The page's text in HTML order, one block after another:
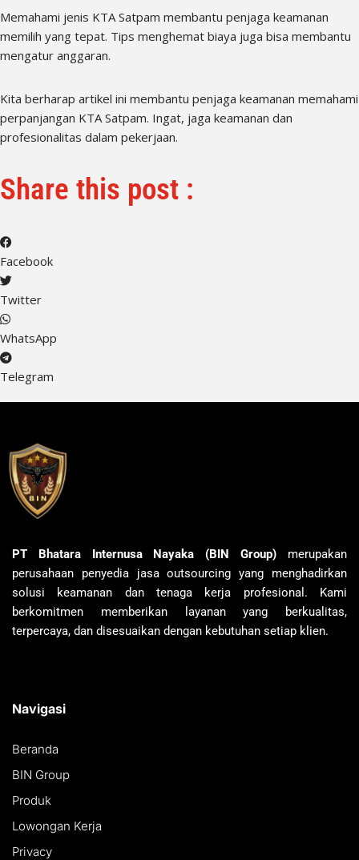
Memahami jenis KTA Satpam membantu penjaga keamanan
memilih yang tepat. Tips menghemat biaya juga bisa membantu
mengatur anggaran.
Kita berharap artikel ini membantu penjaga keamanan memahami
perpanjangan KTA Satpam. Ingat, jaga keamanan dan
profesionalitas dalam pekerjaan.
Share this post :
Facebook
Twitter
WhatsApp
Telegram
PT Bhatara Internusa Nayaka (BIN Group) merupakan
perusahaan penyedia jasa outsourcing yang menghadirkan
solusi keamanan dan tenaga kerja profesional. Kami
berkomitmen memberikan layanan yang berkualitas,
terpercaya, dan disesuaikan dengan kebutuhan setiap klien.
Navigasi
Beranda
BIN Group
Produk
Lowongan Kerja
Privacy